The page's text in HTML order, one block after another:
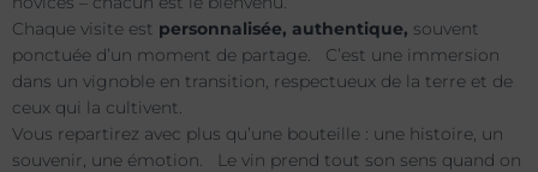
Chaque visite est personnalisée, authentique, souvent
ponctuée d’un moment de partage. C’est une immersion
dans un vignoble en transition, respectueux de la terre et de
ceux qui la cultivent.
Vous repartirez avec plus qu’une bouteille : une histoire, un
souvenir, une émotion. Le vin prend tout son sens quand on